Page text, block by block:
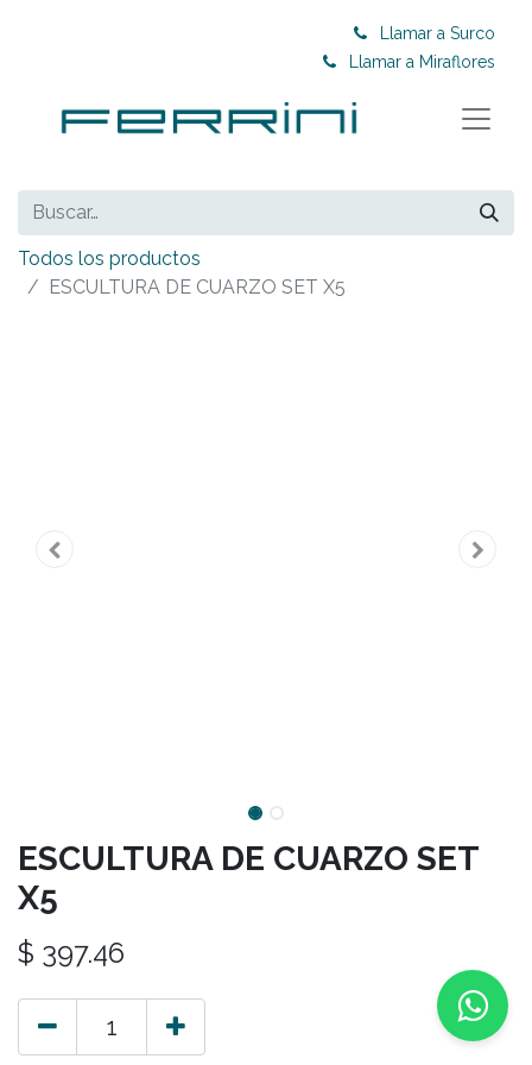
Llamar a Surco
Llamar a Miraflores
Todos los productos
ESCULTURA DE CUARZO SET X5
ESCULTURA DE CUARZO SET
X5
$ 397.46